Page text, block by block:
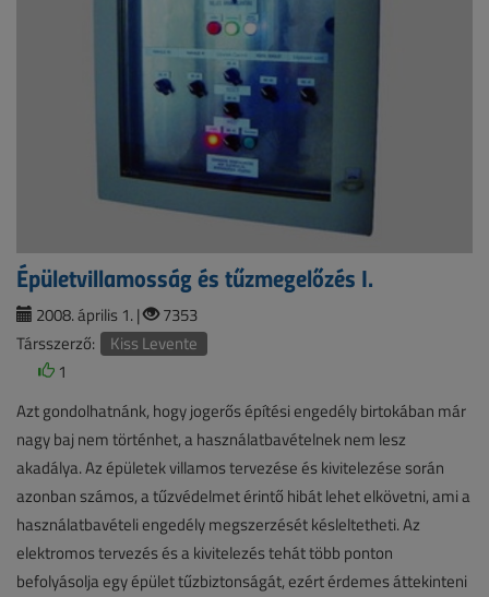
Épületvillamosság és tűzmegelőzés I.
2008. április 1. |
7353
Társszerző:
Kiss Levente
1
Azt gondolhatnánk, hogy jogerős építési engedély birtokában már
nagy baj nem történhet, a használatbavételnek nem lesz
akadálya. Az épületek villamos tervezése és kivitelezése során
azonban számos, a tűzvédelmet érintő hibát lehet elkövetni, ami a
használatbavételi engedély megszerzését késleltetheti. Az
elektromos tervezés és a kivitelezés tehát több ponton
befolyásolja egy épület tűzbiztonságát, ezért érdemes áttekinteni